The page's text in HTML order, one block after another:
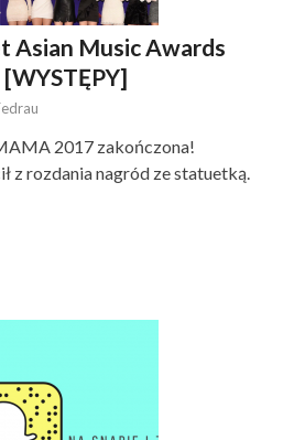
Asian Music Awards
2017 zakończona!
z rozdania nagród ze statuetką.